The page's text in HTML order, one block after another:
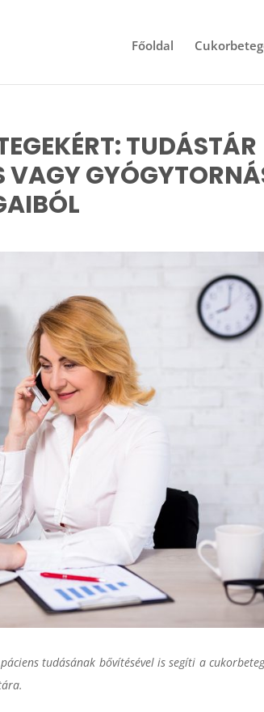
Főoldal
TUDÁSTÁR
VAGY
tudásának bővítésével is segíti a